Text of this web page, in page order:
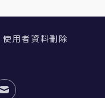
使用者資料刪除